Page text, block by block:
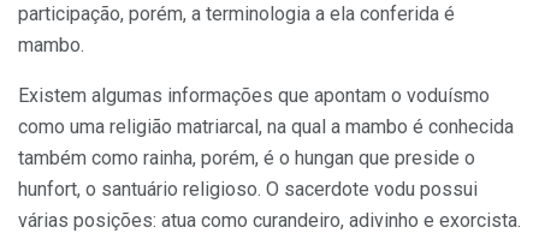
participação, porém, a terminologia a ela conferida é
mambo.
Existem algumas informações que apontam o voduísmo
como uma religião matriarcal, na qual a mambo é conhecida
também como rainha, porém, é o hungan que preside o
hunfort, o santuário religioso. O sacerdote vodu possui
várias posições: atua como curandeiro, adivinho e exorcista.